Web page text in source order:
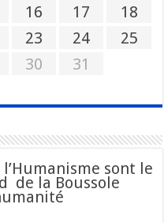
16 17
18
23 24
25
30
31
sont le
de la Boussole